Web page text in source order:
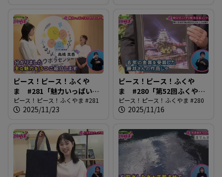
ピース！ピース！ふくや
ま #281「魅力いっぱい！
ネウボラセンター開設」
ピース！ピース！ふくやま #281
2025/11/23
ピース！ピース！ふくや
ま #280「第52回ふくやま
観光写真コンテスト」
ピース！ピース！ふくやま #280
2025/11/16